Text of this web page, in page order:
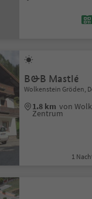
B&B Mastlé
Wolkenstein Gröden,
1.8 km von
Zentrum
1